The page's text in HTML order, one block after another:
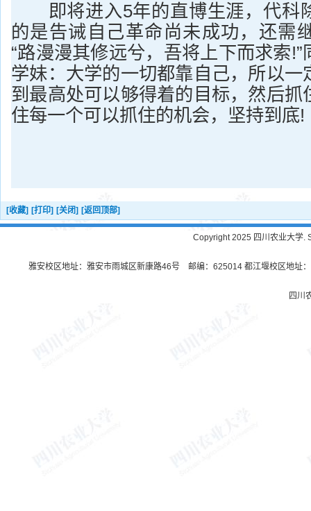
即将进入5年的直博生涯，代科
的是告诫自己革命尚未成功，还需
“路漫漫其修远兮，吾将上下而求索
学妹：大学的一切都靠自己，所以一
到最高处可以够得着的目标，然后抓
住每一个可以抓住的机会，坚持到底!
[收藏] [打印] [关闭] [返回顶部]
Copyright 2025 四川农业大学.
雅安校区地址：雅安市雨城区新康路46号 邮编：625014 都江堰校区地址
四川